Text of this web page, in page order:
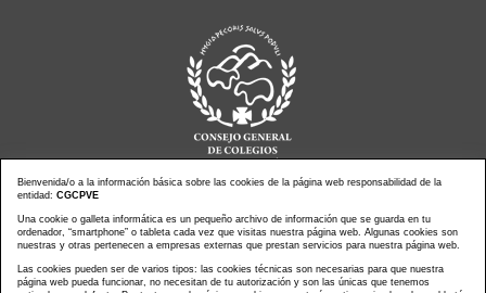
Noticias actualidad
Agenda de Actos
Revistas
PressClip
Multimedias
Contacto
Aviso Legal
Política Privacidad
Bienvenida/o a la información básica sobre las cookies de la página web responsabilidad de la
entidad: CGCPVE
Una cookie o galleta informática es un pequeño archivo de información que se guarda en tu
ordenador, “smartphone” o tableta cada vez que visitas nuestra página web. Algunas cookies son
nuestras y otras pertenecen a empresas externas que prestan servicios para nuestra página web.
Las cookies pueden ser de varios tipos: las cookies técnicas son necesarias para que nuestra
página web pueda funcionar, no necesitan de tu autorización y son las únicas que tenemos